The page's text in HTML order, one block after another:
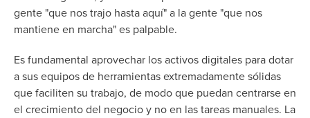
gente "que nos trajo hasta aquí" a la gente "que nos
mantiene en marcha" es palpable.
Es fundamental aprovechar los activos digitales para dotar
a sus equipos de herramientas extremadamente sólidas
que faciliten su trabajo, de modo que puedan centrarse en
el crecimiento del negocio y no en las tareas manuales. La